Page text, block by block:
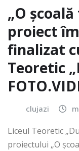
„O
proiect
finalizat
Teoretic
clujazi
Liceul Teoretic
proiectului „O